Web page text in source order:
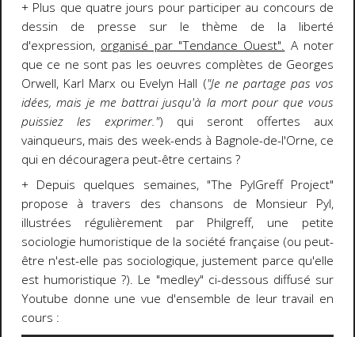
+ Plus que quatre jours pour participer au concours de
dessin de presse sur le thème de la liberté
d'expression, organisé par "Tendance Ouest". A noter
que ce ne sont pas les oeuvres complètes de Georges
Orwell, Karl Marx ou Evelyn Hall ("Je ne partage pas vos
idées, mais je me battrai jusqu'à la mort pour que vous
puissiez les exprimer.") qui seront offertes aux
vainqueurs, mais des week-ends à Bagnole-de-l'Orne, ce
qui en découragera peut-être certains ?
+ Depuis quelques semaines, "The PylGreff Project"
propose à travers des chansons de Monsieur Pyl,
illustrées régulièrement par Philgreff, une petite
sociologie humoristique de la société française (ou peut-
être n'est-elle pas sociologique, justement parce qu'elle
est humoristique ?). Le "medley" ci-dessous diffusé sur
Youtube donne une vue d'ensemble de leur travail en
cours :